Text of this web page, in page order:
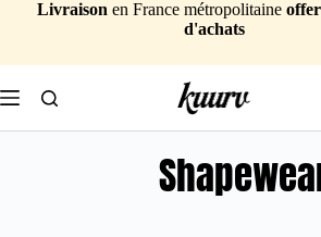
Livraison en France métropolitaine
d'achats